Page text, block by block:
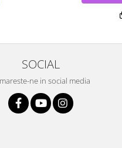
SOCIAL
ne in social media